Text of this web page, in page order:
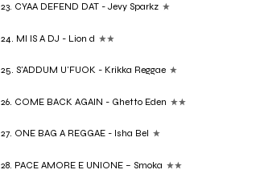
23. CYAA DEFEND DAT - Jevy Sparkz
24. MI IS A DJ - Lion d
25. S'ADDUM U'FUOK - Krikka Reggae
26. COME BACK AGAIN - Ghetto Eden
27. ONE BAG A REGGAE - Isha Bel
28. PACE AMORE E UNIONE – Smoka